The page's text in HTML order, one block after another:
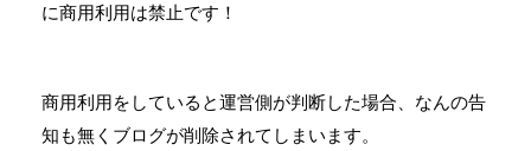
に商用利用は禁止です！
商用利用をしていると運営側が判断した場合、なんの告
知も無くブログが削除されてしまいます。